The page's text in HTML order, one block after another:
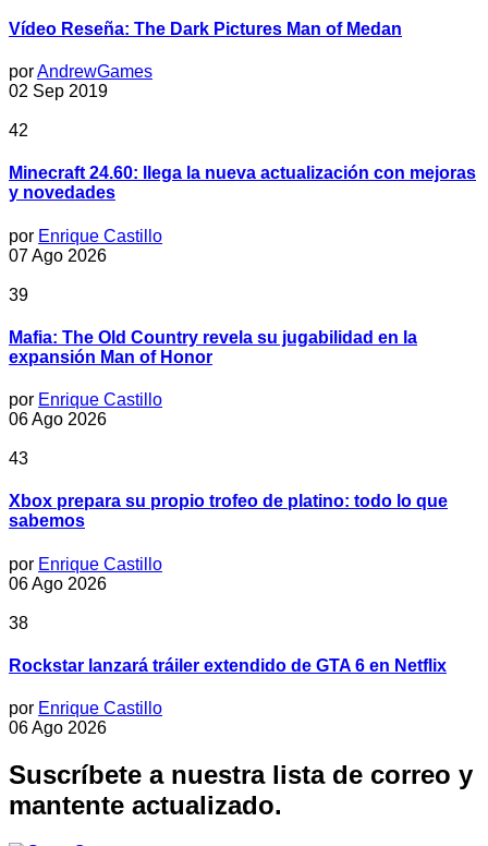
Vídeo Reseña: The Dark Pictures Man of Medan
porAndrewGames
02 Sep 2019
42
Minecraft 24.60: llega la nueva actualización con mejoras
y novedades
por Enrique Castillo
07 Ago 2026
39
Mafia: The Old Country revela su jugabilidad en la
expansión Man of Honor
por Enrique Castillo
06 Ago 2026
43
Xbox prepara su propio trofeo de platino: todo lo que
sabemos
por Enrique Castillo
06 Ago 2026
38
Rockstar lanzará tráiler extendido de GTA 6 en Netflix
por Enrique Castillo
06 Ago 2026
Suscríbete a nuestra lista de correo y
mantente actualizado.